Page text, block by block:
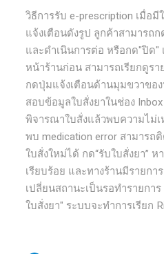
วิธีการรับ e-prescription เมื่อ
แจ้งเตือนดังรูป ลูกค้าสามารถก
และดำเนินการต่อ หรือกด"ปิด"
หน้าร้านก่อน สามารถเรียกดูร
กดปุ่มแจ้งเตือนด้านมุมขวาขอ
สอบข้อมูลใบสั่งยาในช่อง
พิจารณาใบสั่งแล้วพบความไม่
พบ medication error สามารถ
ใบสั่งใหม่ได้ กด“รับใบสั่งยา”
เรียบร้อย และทางร้านมีรายกา
เปลี่ยนสถานะเป็นรอทำรายกา
ใบสั่งยา" ระบบจะทำการเรียก